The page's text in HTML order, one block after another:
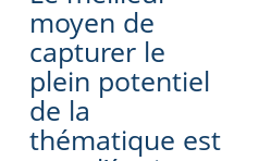
moyen de
capturer le
plein potentiel
de la
thématique est